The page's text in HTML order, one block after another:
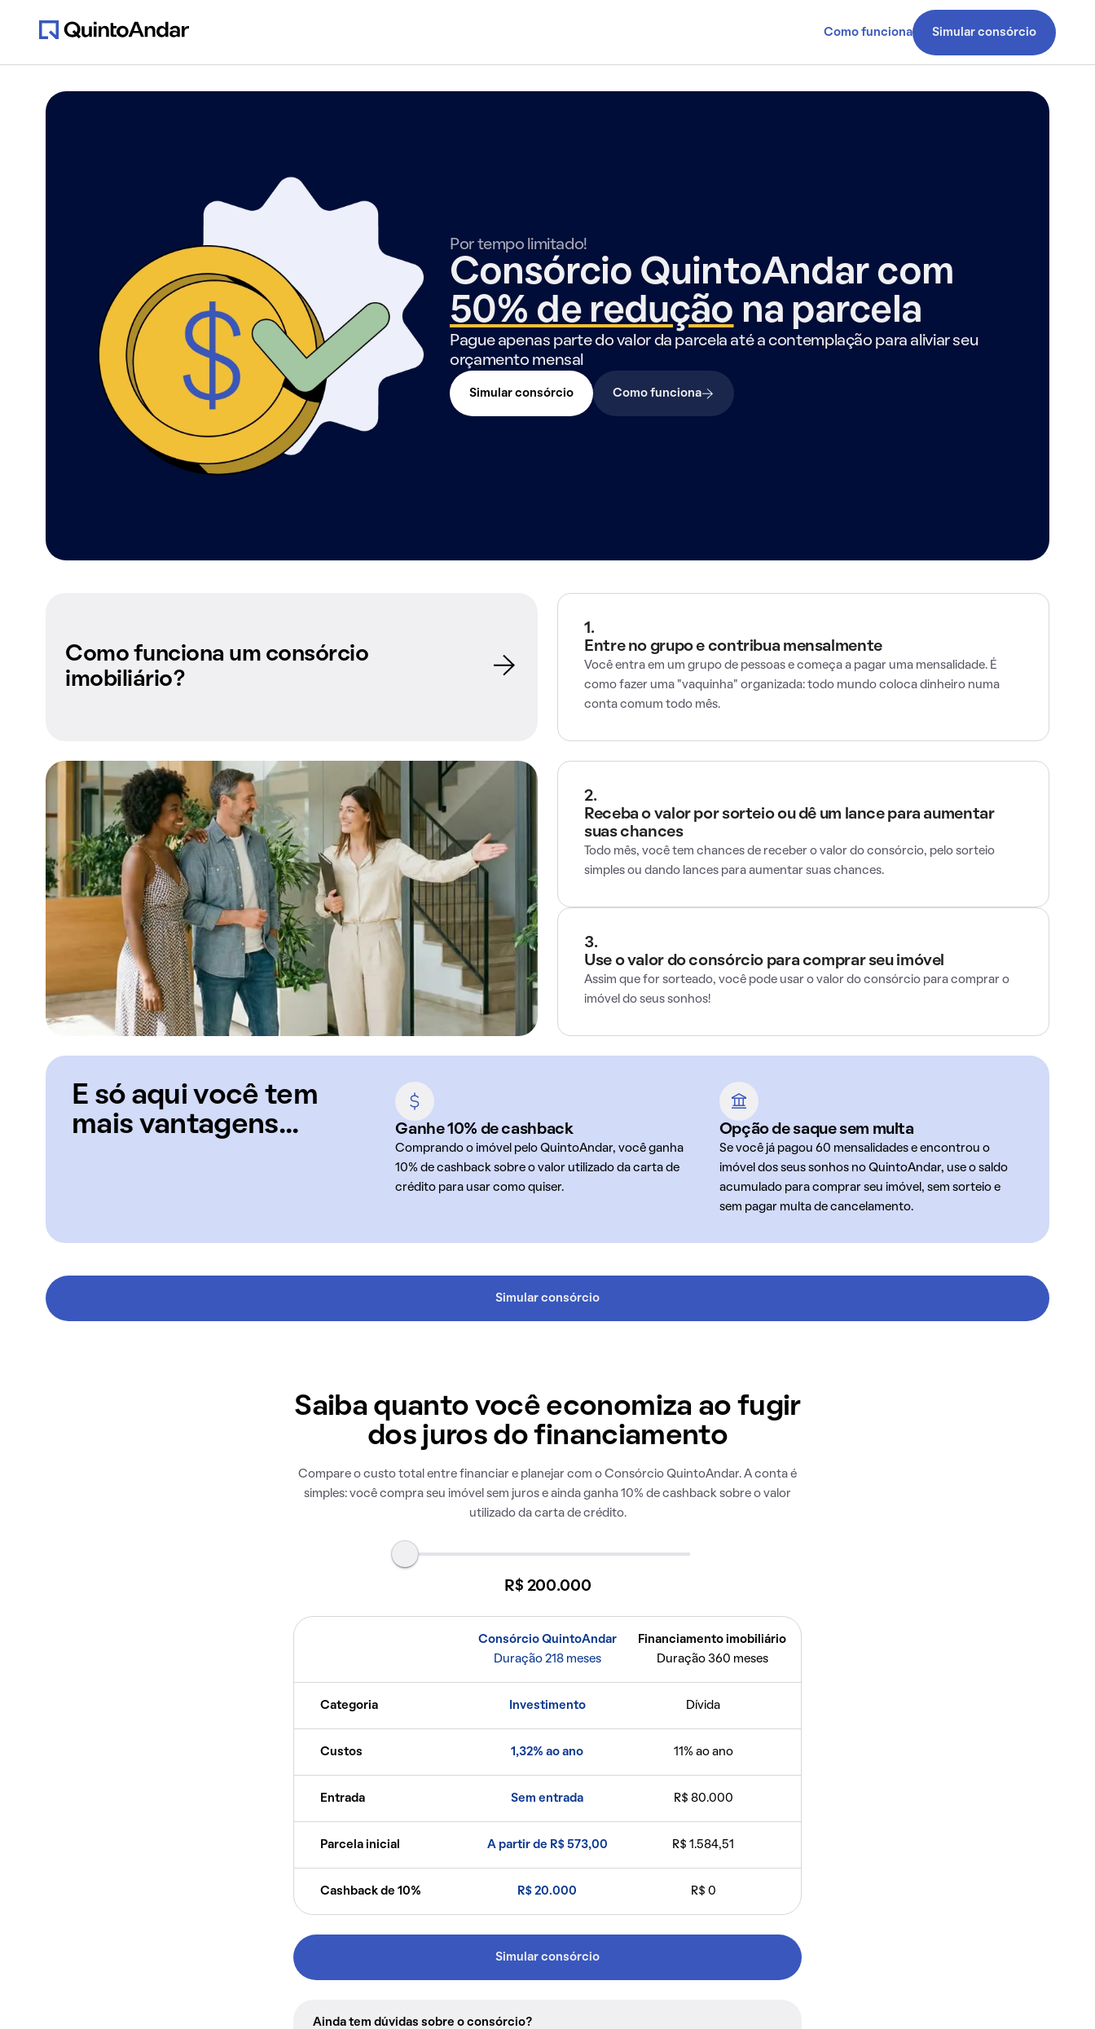
Como funciona Simular consórcio
Por tempo limitado!
Consórcio QuintoAndar com
50% de redução na parcela
Pague apenas parte do valor da parcela até a contemplação para aliviar seu
orçamento mensal
Simular consórcio Como funciona
Como funciona um consórcio
imobiliário?
1.
Entre no grupo e contribua mensalmente
Você entra em um grupo de pessoas e começa a pagar uma mensalidade. É
como fazer uma "vaquinha" organizada: todo mundo coloca dinheiro numa
conta comum todo mês.
2.
Receba o valor por sorteio ou dê um lance para aumentar
suas chances
Todo mês, você tem chances de receber o valor do consórcio, pelo sorteio
simples ou dando lances para aumentar suas chances.
3.
Use o valor do consórcio para comprar seu imóvel
Assim que for sorteado, você pode usar o valor do consórcio para comprar o
imóvel do seus sonhos!
E só aqui você tem
mais vantagens...
Ganhe 10% de cashback
Comprando o imóvel pelo QuintoAndar, você ganha
10% de cashback sobre o valor utilizado da carta de
crédito para usar como quiser.
Opção de saque sem multa
Se você já pagou 60 mensalidades e encontrou o
imóvel dos seus sonhos no QuintoAndar, use o saldo
acumulado para comprar seu imóvel, sem sorteio e
sem pagar multa de cancelamento.
Simular consórcio
Saiba quanto você economiza ao fugir
dos juros do financiamento
Compare o custo total entre financiar e planejar com o Consórcio QuintoAndar. A conta é
simples: você compra seu imóvel sem juros e ainda ganha 10% de cashback sobre o valor
utilizado da carta de crédito.
R$ 200.000
Consórcio QuintoAndar
Duração 218 meses
Financiamento imobiliário
Duração 360 meses
Categoria Investimento Dívida
Custos 1,32% ao ano 11% ao ano
Entrada Sem entrada R$ 80.000
Parcela inicial A partir de R$ 573,00 R$ 1.584,51
Cashback de 10% R$ 20.000 R$ 0
Simular consórcio
Ainda tem dúvidas sobre o consórcio?